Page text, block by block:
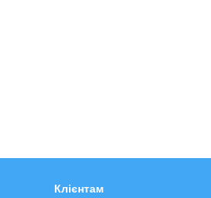
Клієнтам